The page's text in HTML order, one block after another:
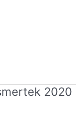
2020